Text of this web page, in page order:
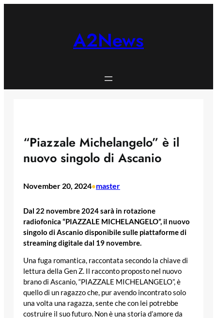
A2News
“Piazzale Michelangelo” è il
nuovo singolo di Ascanio
November 20, 2024•master
Dal 22 novembre 2024 sarà in rotazione
radiofonica “PIAZZALE MICHELANGELO”, il nuovo
singolo di Ascanio disponibile sulle piattaforme di
streaming digitale dal 19 novembre.
Una fuga romantica, raccontata secondo la chiave di
lettura della Gen Z. Il racconto proposto nel nuovo
brano di Ascanio, “PIAZZALE MICHELANGELO”, è
quello di un ragazzo che, pur avendo incontrato solo
una volta una ragazza, sente che con lei potrebbe
costruire il suo futuro. Non è una storia d’amore da